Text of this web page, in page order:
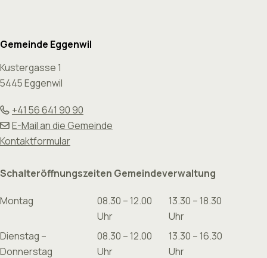
Gemeinde Eggenwil
Kustergasse 1
5445 Eggenwil
+41 56 641 90 90
E-Mail an die Gemeinde
Kontaktformular
Schalteröffnungszeiten Gemeindeverwaltung
Montag
08.30 – 12.00
Uhr
13.30 – 18.30
Uhr
Dienstag –
Donnerstag
08.30 – 12.00
Uhr
13.30 – 16.30
Uhr